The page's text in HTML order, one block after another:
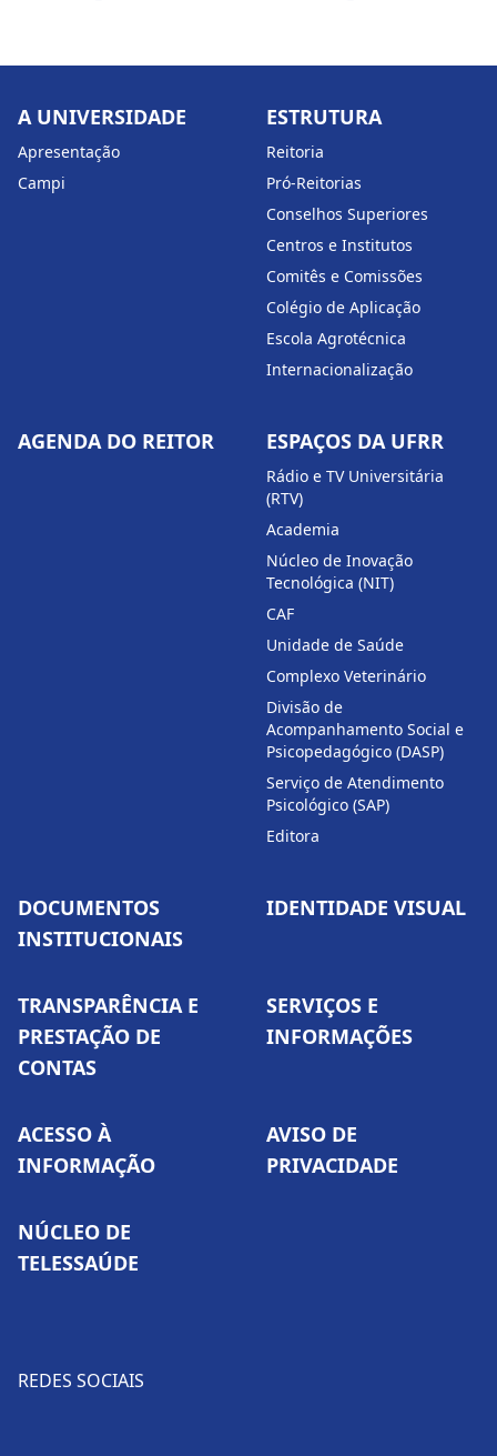
A UNIVERSIDADE
Apresentação
Campi
ESTRUTURA
Reitoria
Pró-Reitorias
Conselhos Superiores
Centros e Institutos
Comitês e Comissões
Colégio de Aplicação
Escola Agrotécnica
Internacionalização
AGENDA DO REITOR ESPAÇOS DA UFRR
Rádio e TV Universitária
(RTV)
Academia
Núcleo de Inovação
Tecnológica (NIT)
CAF
Unidade de Saúde
Complexo Veterinário
Divisão de
Acompanhamento Social e
Psicopedagógico (DASP)
Serviço de Atendimento
Psicológico (SAP)
Editora
DOCUMENTOS
INSTITUCIONAIS
IDENTIDADE VISUAL
TRANSPARÊNCIA E
PRESTAÇÃO DE
CONTAS
SERVIÇOS E
INFORMAÇÕES
ACESSO À
INFORMAÇÃO
AVISO DE
PRIVACIDADE
NÚCLEO DE
TELESSAÚDE
REDES SOCIAIS